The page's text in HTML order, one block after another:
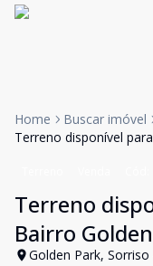
Home
Buscar imóvel
Terreno disponível
Terreno
Bairro
Golden Park,